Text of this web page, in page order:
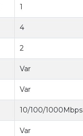
1
4
2
Var
Var
10/100/1000Mbps
Var